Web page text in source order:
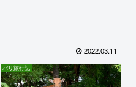
2022.03.11
バリ旅行記